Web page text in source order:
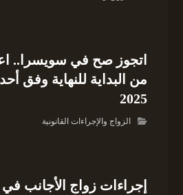
اتجوز صح في سويسرا..
من البداية للنهاية وفق
2025
الزواج والإجراءات القانونية
إجراءات زواج الأجانب